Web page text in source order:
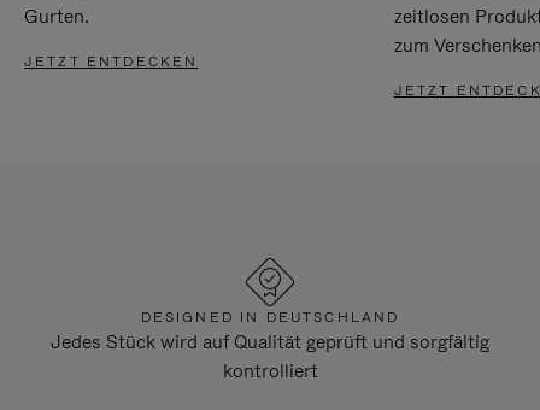
Gurten.
JETZT ENTDECKEN
zeitlosen
zum
JETZT
DESIGNED IN DEUTSCHLAND
Jedes Stück wird auf Qualität geprüft und sorgfältig
kontrolliert